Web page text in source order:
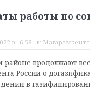
работы по
в 16:58 в:
районе продолжают
России о
в